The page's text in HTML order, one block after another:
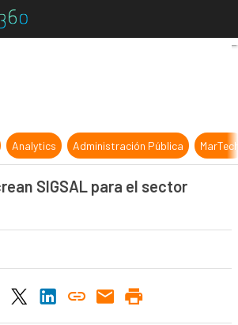
CNTA e Incita crean SIGSAL para
Analytics Administración Pública
SIGSAL para el sector